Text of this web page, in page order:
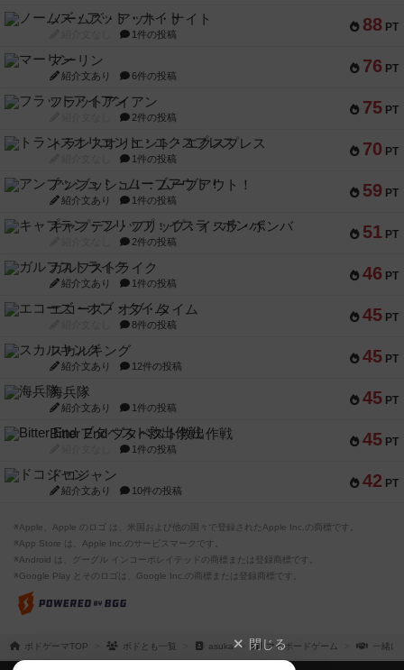
88 PT
ノームズ・アット・ナイト
1件の投稿
76 PT
マーリン
紹介文あり 6件の投稿
75 PT
フラットアイアン
2件の投稿
70 PT
トランスオリエント・エクスプレス
1件の投稿
59 PT
アンブッシュ！：ムーブアウト！
紹介文あり 1件の投稿
51 PT
キャプテン・フリップ：イスラ・ボンバ
2件の投稿
46 PT
ガルフストライク
紹介文あり 1件の投稿
45 PT
エコーズ・オブ・タイム
8件の投稿
45 PT
スカルキング
紹介文あり 12件の投稿
45 PT
海兵隊
紹介文あり 1件の投稿
45 PT
Bitter End ブタペスト救出作戦
1件の投稿
42 PT
ドコジャン
紹介文あり 10件の投稿
※Apple、Apple のロゴ は、米国および他の国々で登録されたApple Inc.の商標です。
※App Store は、Apple Inc.のサービスマークです。
※Android は、グーグル インコーポレイテッドの商標または登録商標です。
※Google Play とそのロゴは、Google Inc.の商標または登録商標です。
ボドゲーマTOP ボドとも一覧 asuka マイボードゲーム 一緒に
閉じる